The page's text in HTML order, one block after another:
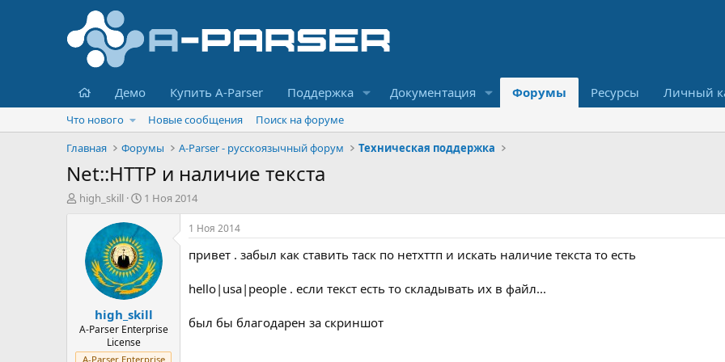
Главная
Демо Купить A-Parser Поддержка Документация Форумы Ресурсы Личный
Что нового Новые сообщения
Поиск на форуме
Главная
Форумы A-Parser - русскоязычный форум Техническая поддержка
Net::HTTP и наличие текста
А
high_skill
Д
т
а
н
а
ч
а
л
а
1 Ноя 2014
high_skill
A-Parser Enterprise
License
A-Parser Enterprise
1 Ноя 2014
привет . забыл как ставить таск по нетхттп и искать наличие текста то есть
hello|usa|people . если текст есть то складывать их в файл...
был бы благодарен за скриншот